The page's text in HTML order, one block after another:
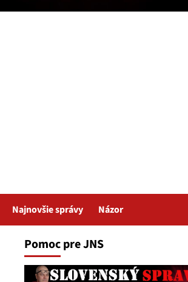
Najnovšie správy Názor
Pomoc pre JNS